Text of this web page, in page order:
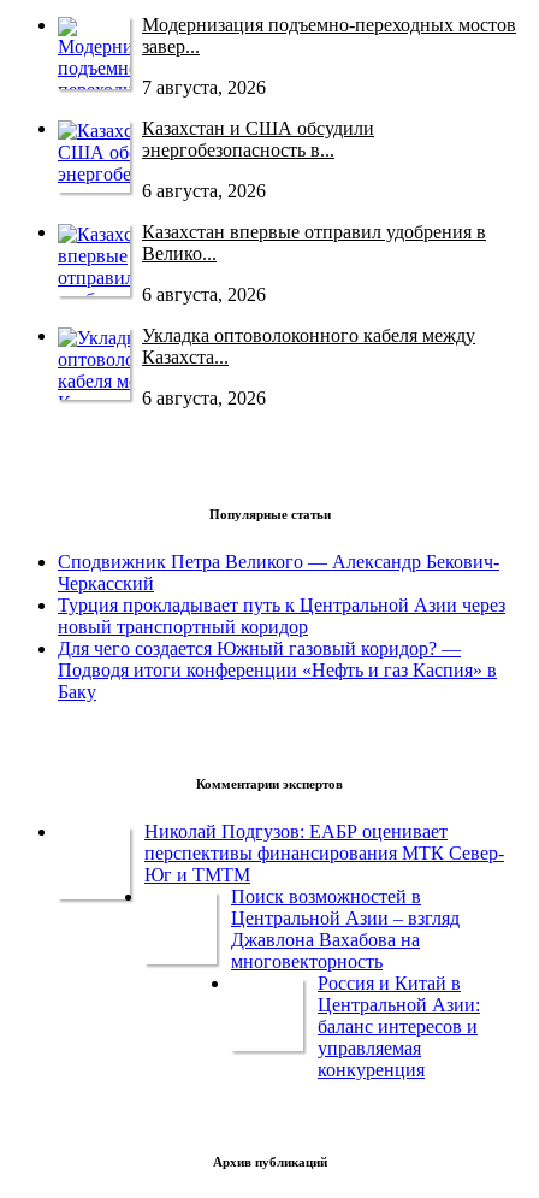
Модернизация подъемно-переходных мостов
завер...
7 августа, 2026
Казахстан и США обсудили
энергобезопасность в...
6 августа, 2026
Казахстан впервые отправил удобрения в
Велико...
6 августа, 2026
Укладка оптоволоконного кабеля между
Казахста...
6 августа, 2026
Популярные статьи
Сподвижник Петра Великого — Александр Бекович-
Черкасский
Турция прокладывает путь к Центральной Азии через
новый транспортный коридор
Для чего создается Южный газовый коридор? —
Подводя итоги конференции «Нефть и газ Каспия» в
Баку
Комментарии экспертов
Николай Подгузов: ЕАБР оценивает
перспективы финансирования МТК Север-
Юг и ТМТМ
Поиск возможностей в
Центральной Азии – взгляд
Джавлона Вахабова на
многовекторность
Россия и Китай в
Центральной Азии:
баланс интересов и
управляемая
конкуренция
Архив публикаций